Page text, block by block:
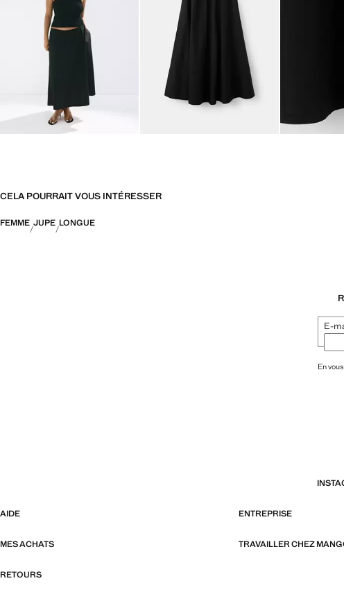
CELA POURRAIT VOUS INTÉRESSER
FEMME JUPE LONGUE
E-
En
AIDE ENTREPRISE
MES ACHATS TRAVAILLER CHEZ
RETOURS